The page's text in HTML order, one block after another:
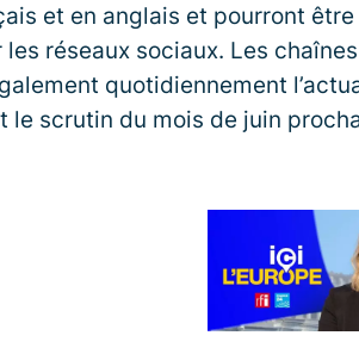
et en anglais et pourront
les réseaux sociaux. Les
quotidiennement
le scrutin du mois de juin